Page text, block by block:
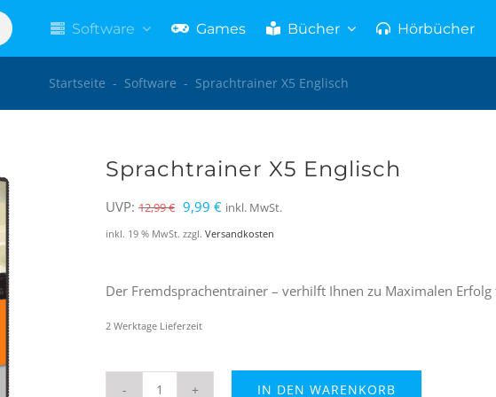
Software Games Bücher Hörbücher
Startseite - Software - Sprachtrainer X5 Englisch
Sprachtrainer X5 Englisch
UVP: 12,99€ Ursprünglicher
Preis
12,99 €
9,99 €Aktueller
Preis
9,99 €.
inkl. MwSt.
inkl. 19 % MwSt. zzgl. Versandkosten
Der Fremdsprachentrainer – verhilft Ihnen zu Maximalen
2 Werktage Lieferzeit
IN DEN WARENKORB